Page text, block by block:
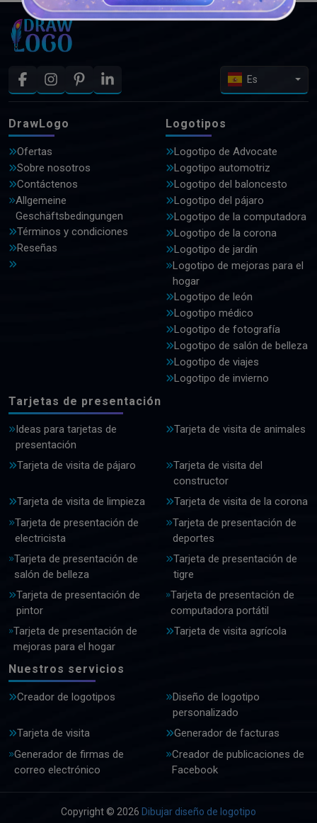
Es
DrawLogo
Ofertas
Sobre nosotros
Contáctenos
Allgemeine
Geschäftsbedingungen
Términos y condiciones
Reseñas
Logotipos
Logotipo de Advocate
Logotipo automotriz
Logotipo del baloncesto
Logotipo del pájaro
Logotipo de la computadora
Logotipo de la corona
Logotipo de jardín
Logotipo de mejoras para el
hogar
Logotipo de león
Logotipo médico
Logotipo de fotografía
Logotipo de salón de belleza
Logotipo de viajes
Logotipo de invierno
Tarjetas de presentación
Ideas para tarjetas de
presentación
Tarjeta de visita de animales
Tarjeta de visita de pájaro
Tarjeta de visita del
constructor
Tarjeta de visita de limpieza
Tarjeta de visita de la corona
Tarjeta de presentación de
electricista
Tarjeta de presentación de
deportes
Tarjeta de presentación de
salón de belleza
Tarjeta de presentación de
tigre
Tarjeta de presentación de
pintor
Tarjeta de presentación de
computadora portátil
Tarjeta de presentación de
mejoras para el hogar
Tarjeta de visita agrícola
Nuestros servicios
Creador de logotipos
Diseño de logotipo
personalizado
Tarjeta de visita
Generador de facturas
Generador de firmas de
correo electrónico
Creador de publicaciones de
Facebook
Copyright © 2026 Dibujar diseño de logotipo